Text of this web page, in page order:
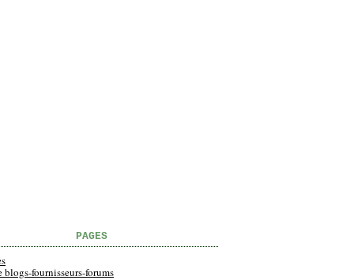
PAGES
blogs-fournisseurs-forums